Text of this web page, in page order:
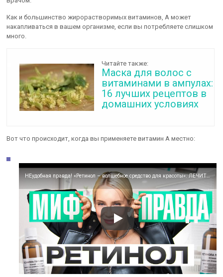
Как и большинство жирорастворимых витаминов, А может
накапливаться в вашем организме, если вы потребляете слишком
много.
Читайте также:
Маска для волос с
витаминами в ампулах:
16 лучших рецептов в
домашних условиях
Вот что происходит, когда вы применяете витамин А местно:
НЕудобная правда! «Ретинол – волшебное средство для красоты». ЛЕЧИТ или КАЛЕЧИТ?